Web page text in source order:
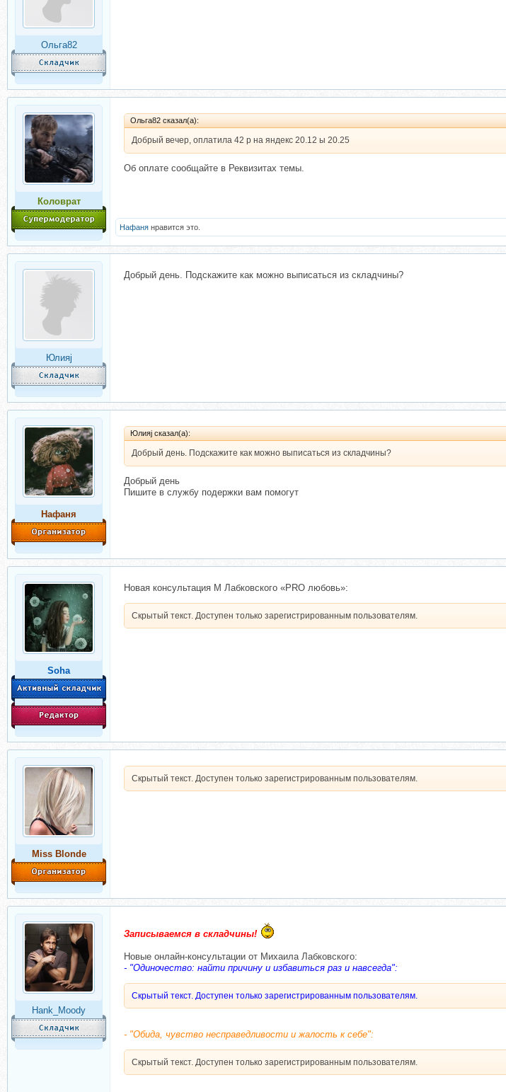
Ольга82
Коловрат
Ольга82 сказал(а):
Добрый вечер, оплатила 42 р на яндекс 20.12 ы 20.25
Об оплате сообщайте в Реквизитах темы.
Нафаня нравится это.
Юлияj
Добрый день. Подскажите как можно выписаться из складчины?
Нафаня
Юлияj сказал(а):
Добрый день. Подскажите как можно выписаться из складчины?
Добрый день
Пишите в службу подержки вам помогут
Soha
Новая консультация М Лабковского «PRO любовь»:
Скрытый текст. Доступен только зарегистрированным пользователям.
Miss Blonde
Скрытый текст. Доступен только зарегистрированным пользователям.
Hank_Moody
Записываемся в складчины!
Новые онлайн-консультации от Михаила Лабковского:
- "Одиночество: найти причину и избавиться раз и навсегда":
Скрытый текст. Доступен только зарегистрированным пользователям.
- "Обида, чувство несправедливости и жалость к себе":
Скрытый текст. Доступен только зарегистрированным пользователям.